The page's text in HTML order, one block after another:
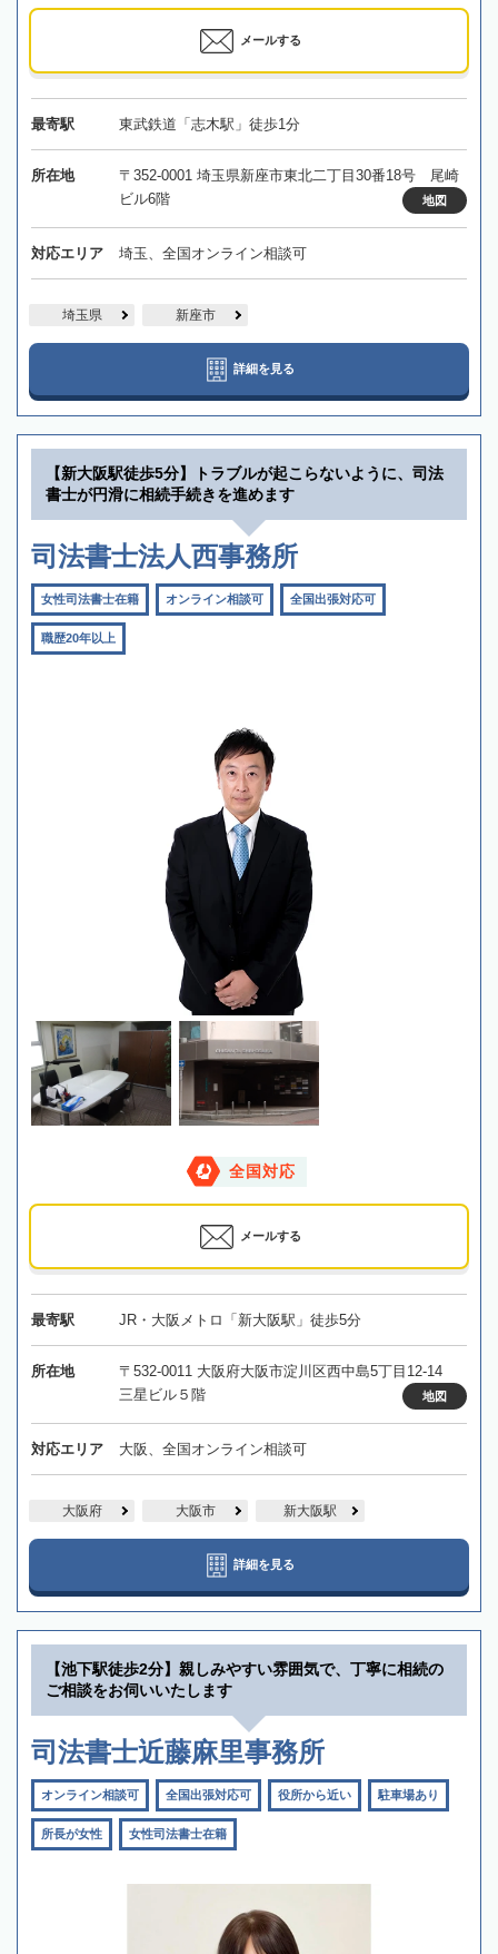
メールする
最寄駅 東武鉄道「志木駅」徒歩1分
所在地
〒352-0001 埼玉県新座市東北二丁目30番18号 尾崎
ビル6階
地図
対応エリア 埼玉、全国オンライン相談可
埼玉県 新座市
詳細を見る
【新大阪駅徒歩5分】トラブルが起こらないように、司法
書士が円滑に相続手続きを進めます
司法書士法人西事務所
女性司法書士在籍 オンライン相談可 全国出張対応可
職歴20年以上
全国対応
メールする
最寄駅 JR・大阪メトロ「新大阪駅」徒歩5分
所在地
〒532-0011 大阪府大阪市淀川区西中島5丁目12-14
三星ビル５階
地図
対応エリア 大阪、全国オンライン相談可
大阪府 大阪市 新大阪駅
詳細を見る
【池下駅徒歩2分】親しみやすい雰囲気で、丁寧に相続の
ご相談をお伺いいたします
司法書士近藤麻里事務所
オンライン相談可 全国出張対応可 役所から近い 駐車場あり
所長が女性 女性司法書士在籍